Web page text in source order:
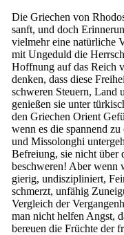
Die Griechen von
sanft, und doch
vielmehr eine natürliche
mit Ungeduld die
Hoffnung auf das Reich
denken, dass diese
schweren Steuern, Land
genießen sie unter
den Griechen Orient
wenn es die spannend
und Missolonghi
Befreiung, sie nicht über
beschweren! Aber wenn
gierig, undiszipliniert,
schmerzt, unfähig
Vergleich der
man nicht helfen Angst,
bereuen die Früchte der